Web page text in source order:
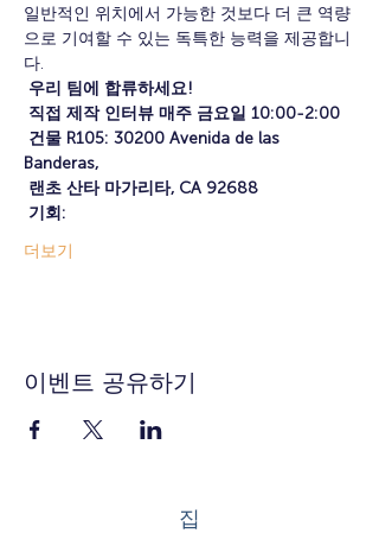
일반적인 위치에서 가능한 것보다 더 큰 역량
으로 기여할 수 있는 독특한 능력을 제공합니
다.
우리 팀에 합류하세요!
직접 제작 인터뷰 매주 금요일 10:00-2:00
건물 R105: 30200 Avenida de las
Banderas,
랜초 산타 마가리타, CA 92688
기회:
더보기
이벤트 공유하기
집